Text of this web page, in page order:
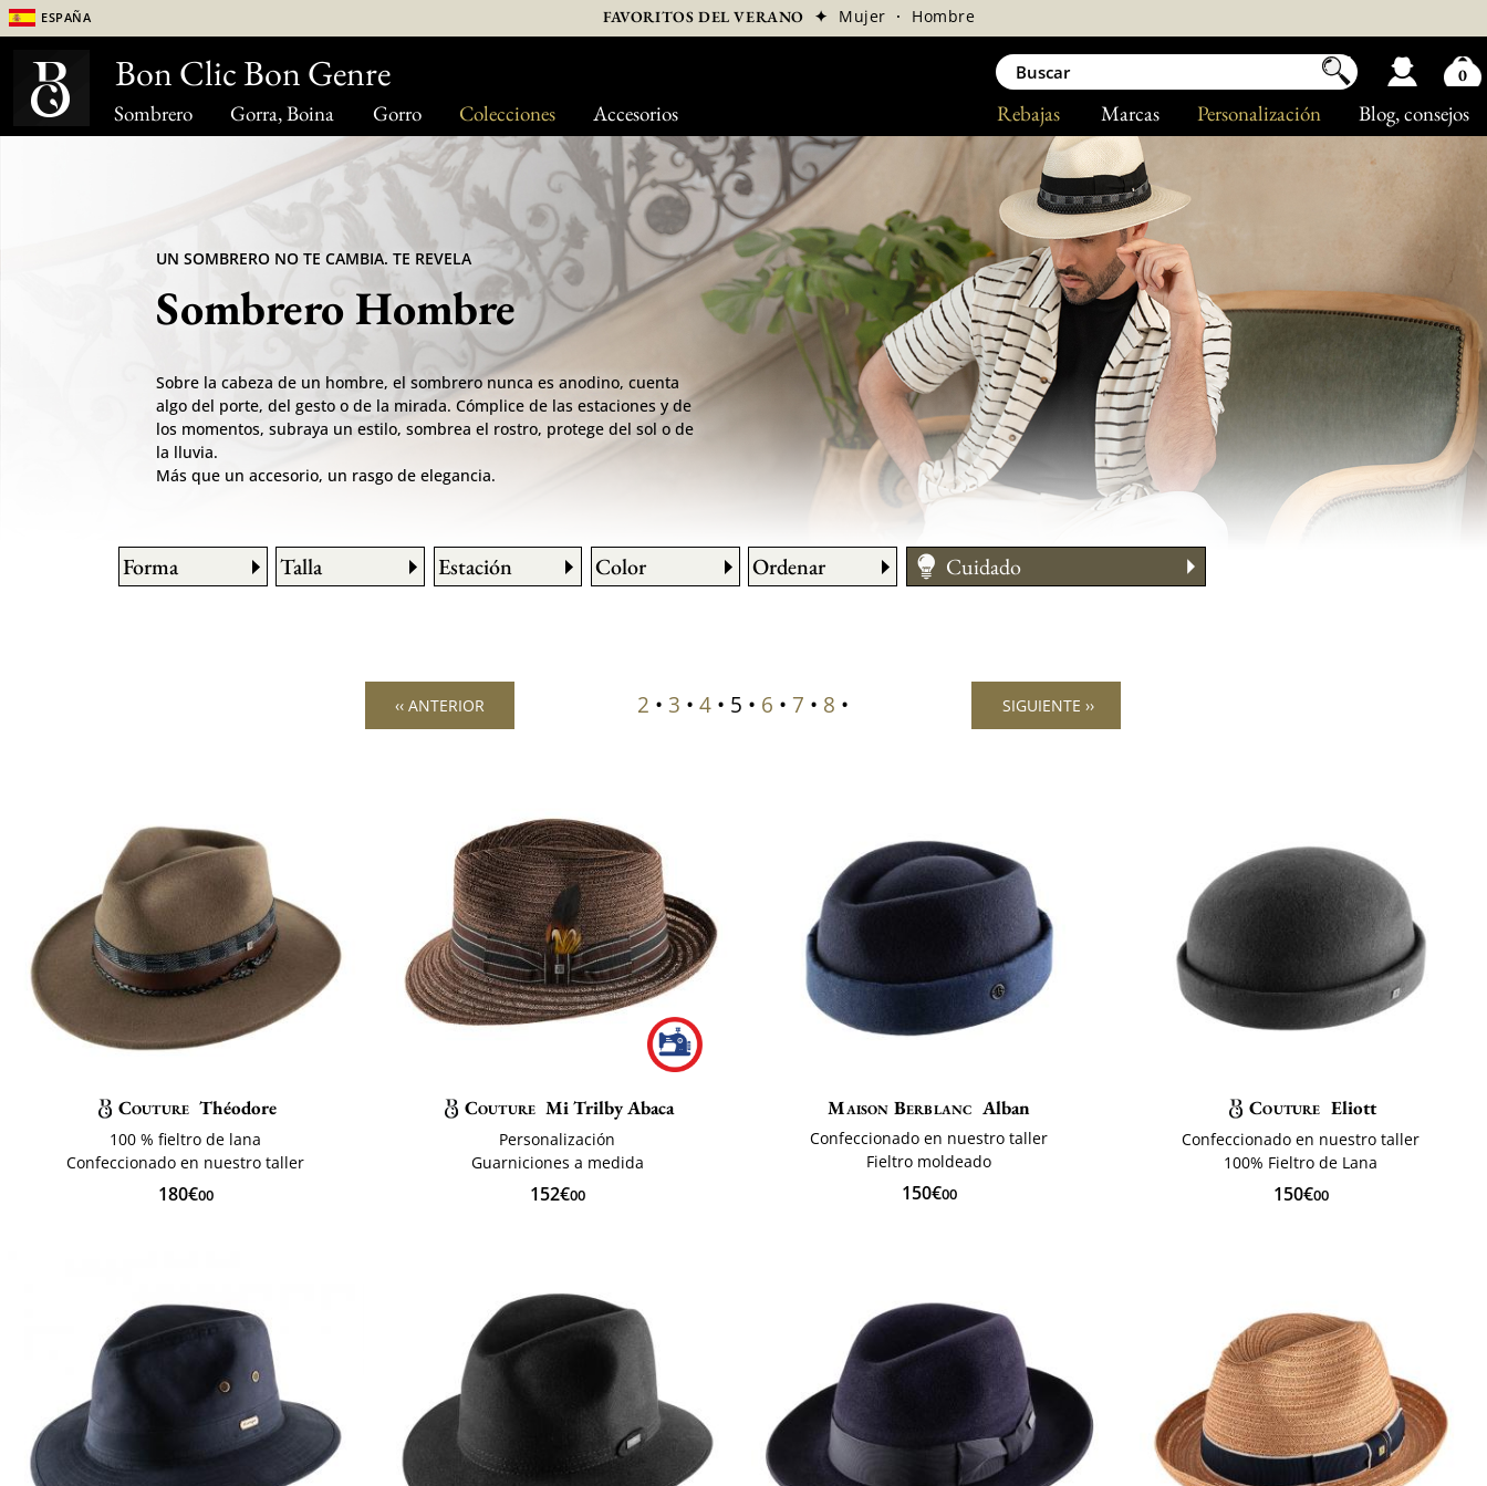
Sombrero Gorra, Boina Gorro Colecciones Accesorios Blog, consejos
Personalización
Marcas
Rebajas
España FAVORITOS DEL VERANO ✦ Mujer · Hombre
UN SOMBRERO NO TE CAMBIA. TE REVELA
Sombrero Hombre
Sobre la cabeza de un hombre, el sombrero nunca es anodino, cuenta
algo del porte, del gesto o de la mirada. Cómplice de las estaciones y de
los momentos, subraya un estilo, sombrea el rostro, protege del sol o de
la lluvia.
Más que un accesorio, un rasgo de elegancia.
Forma Talla Estación Color Ordenar
Cuidado
Cómo llevarlo
‹‹ ANTERIOR 2 • 3 • 4 • 5 • 6 • 7 • 8 • SIGUIENTE ››
Couture Théodore
100 % fieltro de lana
Confeccionado en nuestro taller
180€00
Couture Mi Trilby Abaca
Personalización
Guarniciones a medida
152€00
Maison Berblanc Alban
Confeccionado en nuestro taller
Fieltro moldeado
150€00
Couture Eliott
Confeccionado en nuestro taller
100% Fieltro de Lana
150€00
Bon Clic Bon Genre 0